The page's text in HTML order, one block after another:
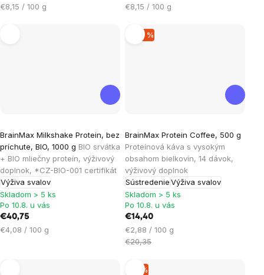
Jednotková
€8,15 / 100 g
Jednotková
€8,15 / 100 g
BrainMax Milkshake Protein, bez
príchute, BIO, 1000 g BIO srvátka
+ BIO mliečny proteín, výživový
doplnok, *CZ-BIO-001 certifikát
Výživa svalov
hodnotenie
produktu
je
5,0
z
5
hviezdičiek.
Skladom > 5 ks
Po 10.8. u vás
€40,75
Jednotková
€4,08 / 100 g
–29 %
BrainMax Protein Coffee, 500 g
Proteínová káva s vysokým
obsahom bielkovín, 14 dávok,
výživový doplnok
SústredenieVýživa svalov
hodnotenie
produktu
je
5,0
z
5
hviezdičiek.
Skladom > 5 ks
Po 10.8. u vás
€14,40
Jednotková
cena:
€2,88 / 100 g
€20,35
–5 %